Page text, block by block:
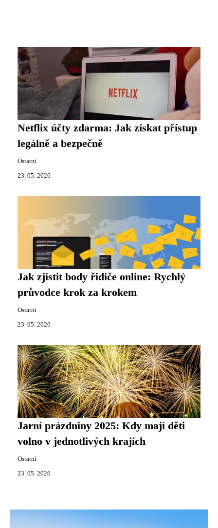
Netflix účty zdarma: Jak získat přístup
legálně a bezpečně
Ostatní
23. 05. 2026
Jak zjistit body řidiče online: Rychlý
průvodce krok za krokem
Ostatní
23. 05. 2026
Jarní prázdniny 2025: Kdy mají děti
volno v jednotlivých krajích
Ostatní
23. 05. 2026